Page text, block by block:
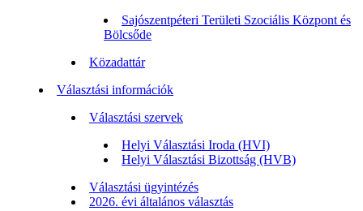
Sajószentpéteri Területi Szociális Központ és
Bölcsőde
Közadattár
Választási információk
Választási szervek
Helyi Választási Iroda (HVI)
Helyi Választási Bizottság (HVB)
Választási ügyintézés
2026. évi általános választás